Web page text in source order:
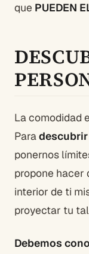
que PUEDEN
La comodidad
Para
ponernos
propone hacer
interior de ti
proyectar tu
Debemos